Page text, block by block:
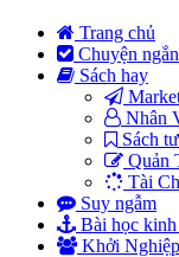
Trang chủ
Chuyện ngắn
Sách hay
Nhân
Sách
Quản
Tài
Suy ngẫm
Bài học kinh
Khởi Nghiệp